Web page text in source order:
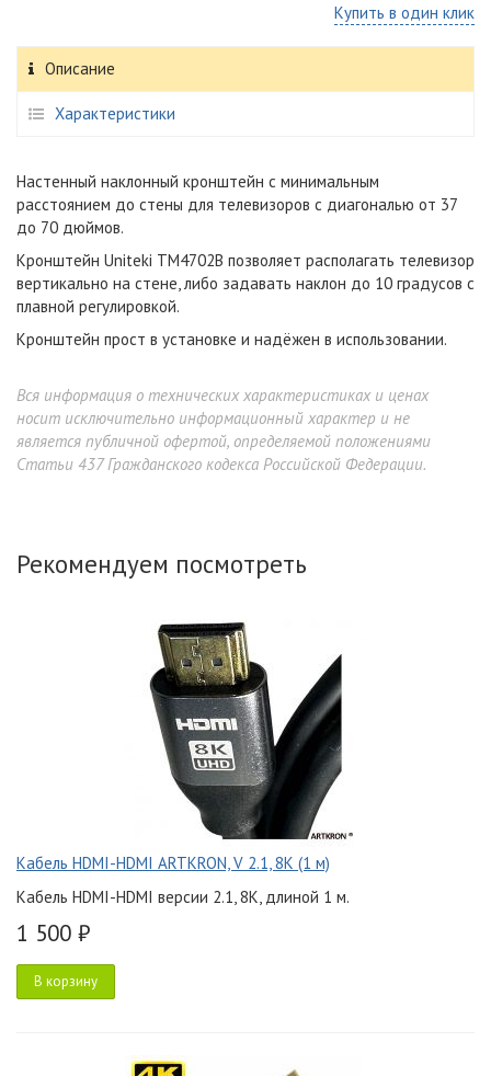
Купить в один клик
Описание
Характеристики
Настенный наклонный кронштейн с минимальным
расстоянием до стены для телевизоров с диагональю от 37
до 70 дюймов.
Кронштейн Uniteki TM4702B позволяет располагать телевизор
вертикально на стене, либо задавать наклон до 10 градусов с
плавной регулировкой.
Кронштейн прост в установке и надёжен в использовании.
Вся информация о технических характеристиках и ценах
носит исключительно информационный характер и не
является публичной офертой, определяемой положениями
Статьи 437 Гражданского кодекса Российской Федерации.
Рекомендуем посмотреть
Кабель HDMI-HDMI ARTKRON, V 2.1, 8K (1 м)
Кабель HDMI-HDMI версии 2.1, 8K, длиной 1 м.
1 500 ₽
В корзину